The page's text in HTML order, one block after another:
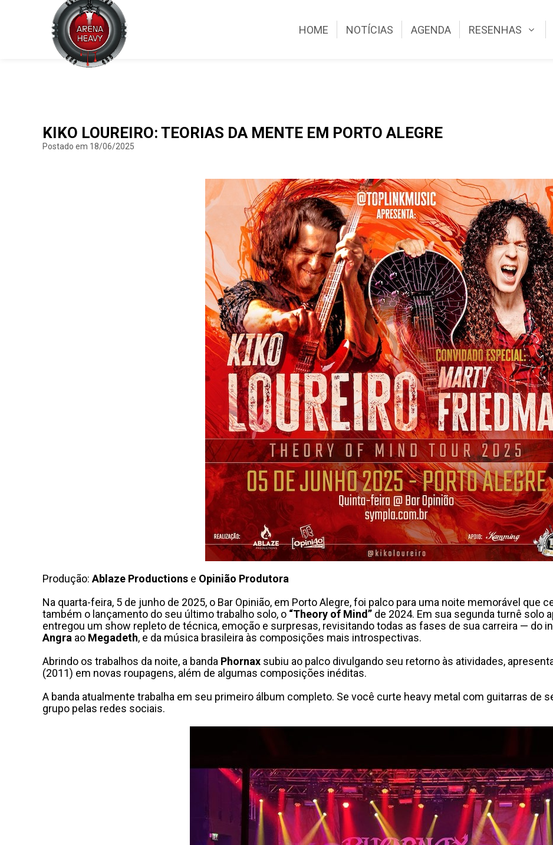
HOME NOTÍCIAS AGENDA RESENHAS
KIKO LOUREIRO: TEORIAS DA MENTE EM PORTO ALEGRE
Postado em 18/06/2025
Produção: Ablaze Productions e Opinião Produtora
Na quarta-feira, 5 de junho de 2025, o Bar Opinião, em Porto Alegre, foi palco para uma noite memorável que
também o lançamento do seu último trabalho solo, o “Theory of Mind” de 2024. Em sua segunda turnê solo
entregou um show repleto de técnica, emoção e surpresas, revisitando todas as fases de sua carreira — do
Angra ao Megadeth, e da música brasileira às composições mais introspectivas.
Abrindo os trabalhos da noite, a banda Phornax subiu ao palco divulgando seu retorno às atividades,
(2011) em novas roupagens, além de algumas composições inéditas.
A banda atualmente trabalha em seu primeiro álbum completo. Se você curte heavy metal com guitarras de
grupo pelas redes sociais.